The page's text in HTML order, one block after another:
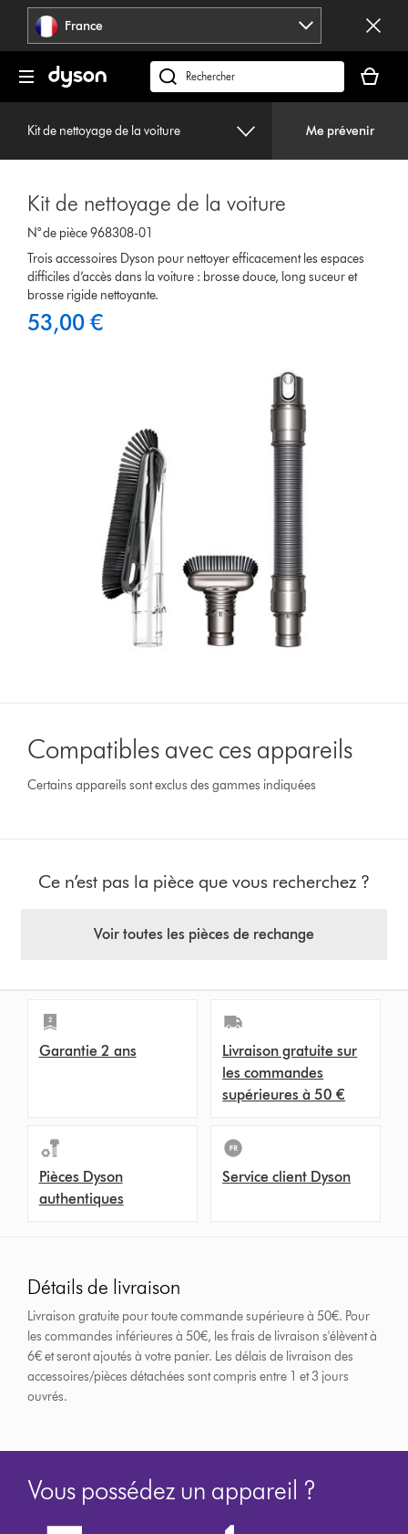
Sauter
pages
France
Rechercher
des
produits
panier
est
Kit de nettoyage de la voiture Me prévenir
Kit de nettoyage de la voiture
N° de pièce 968308-01
Trois accessoires Dyson pour nettoyer efficacement les espaces
difficiles d’accès dans la voiture : brosse douce, long suceur et
brosse rigide nettoyante.
53,00 €
Compatibles avec ces appareils
Certains appareils sont exclus des gammes indiquées
Ce n’est pas la pièce que vous recherchez ?
Voir toutes les pièces de rechange
Garantie 2 ans
Livraison gratuite sur
les commandes
supérieures à 50 €
Pièces Dyson
authentiques
Service client Dyson
Détails de livraison
Livraison gratuite pour toute commande supérieure à 50€. Pour
les commandes inférieures à 50€, les frais de livraison s'élèvent à
6€ et seront ajoutés à votre panier. Les délais de livraison des
accessoires/pièces détachées sont compris entre 1 et 3 jours
ouvrés.
Vous possédez un appareil ?